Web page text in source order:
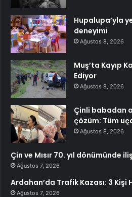
Hupalupa’yla
deneyimi
Ağustos 8, 2026
Muş’ta Kayıp
Ediyor
Ağustos 8, 2026
Çinli babadan
çözüm: Tüm
Ağustos 8, 2026
Çin ve Mısır 70. yıl dönümünde
Ağustos 7, 2026
Ardahan’da Trafik Kazası: 3 Kişi
Ağustos 7, 2026